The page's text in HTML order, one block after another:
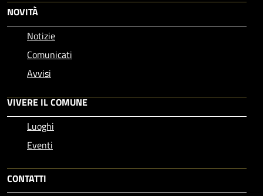
NOVITÀ
Notizie
Comunicati
Avvisi
VIVERE IL COMUNE
Luoghi
Eventi
CONTATTI